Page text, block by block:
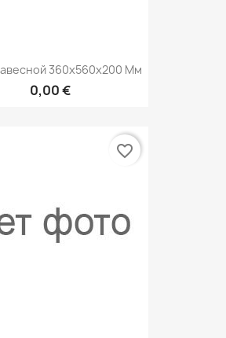
360х560х200 Мм
0,00 €
favorite_border